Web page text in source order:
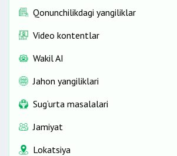
Qonunchilikdagi yangiliklar
Video kontentlar
Wakil AI
Jahon yangiliklari
Sug‘urta masalalari
Jamiyat
Lokatsiya